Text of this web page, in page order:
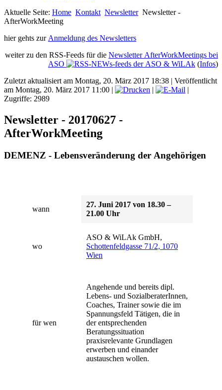
Aktuelle Seite: Home Kontakt Newsletter Newsletter -
AfterWorkMeeting
hier gehts zur Anmeldung des Newsletters
weiter zu den RSS-Feeds für die Newsletter AfterWorkMeetings bei
ASO
(Infos)
Zuletzt aktualisiert am Montag, 20. März 2017 18:38 | Veröffentlicht
am Montag, 20. März 2017 11:00 | |
|
Zugriffe: 2989
Newsletter - 20170627 -
AfterWorkMeeting
DEMENZ - Lebensveränderung der Angehörigen
wann
27. Juni 2017 von 18.30 –
21.00 Uhr
wo
ASO & WiLAk GmbH,
Schottenfeldgasse 71/2, 1070
Wien
für wen
Angehende und bereits dipl.
Lebens- und SozialberaterInnen,
Coaches, Trainer sowie die im
Spannungsfeld Tätigen, die in
der entsprechenden
Beratungssituation
praxisrelevante Grundlagen
erwerben und einander
austauschen wollen.